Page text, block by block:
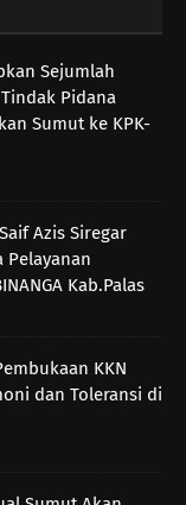
Sejumlah
Pidana
Sumut ke KPK-
Azis Siregar
Pelayanan
Kab.Palas
KKN
dan Toleransi di